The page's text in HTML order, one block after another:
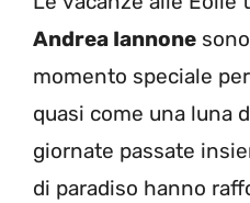
Andrea Iannone
momento speciale
quasi come una luna
giornate passate
di paradiso hanno